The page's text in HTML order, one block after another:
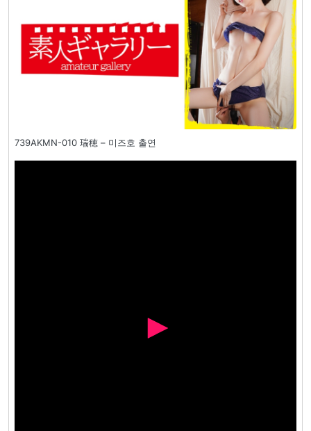
739AKMN-010 瑞穂 – 미즈호 출연